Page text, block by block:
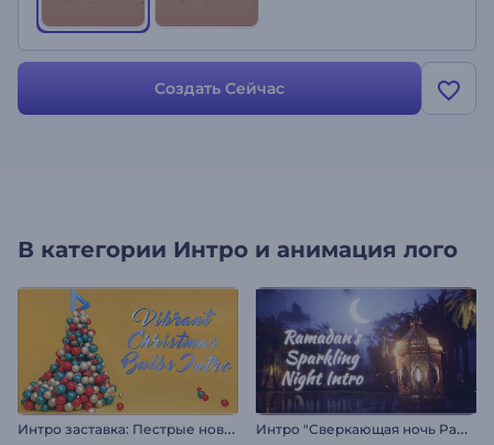
Создать Сейчас
В категории Интро и анимация лого
И
нтро заставка: Пестрые новогодние шары И
нтро "Сверкающая ночь Рамадана"